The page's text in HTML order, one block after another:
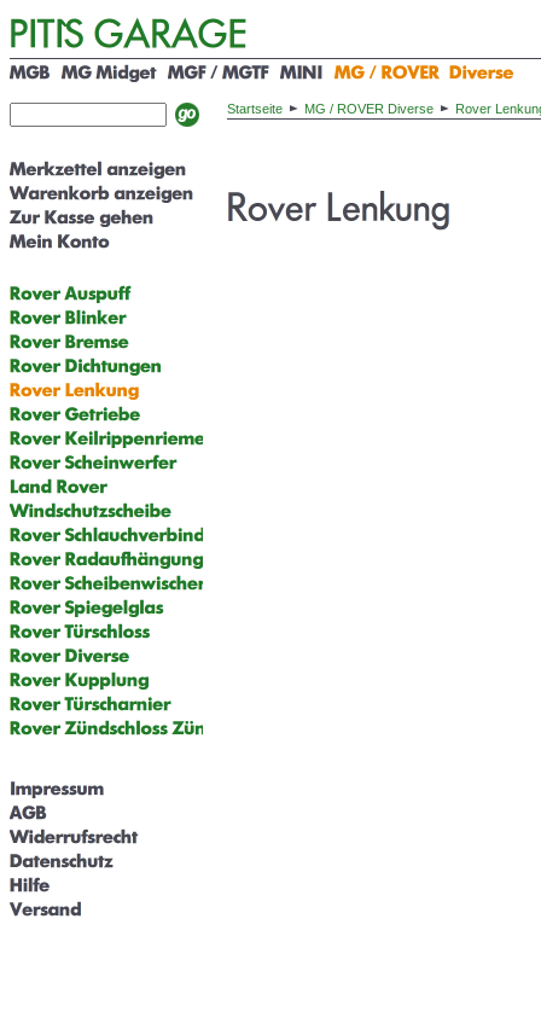
Startseite MG / ROVER Diverse Rover